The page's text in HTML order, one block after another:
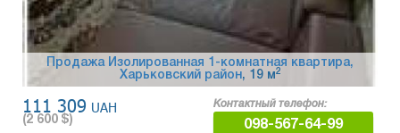
Продажа Изолированная 1-комнатная квартира,
Харьковский район , 19 м 2
111 309 UAH
(2 600 $)
Контактный телефон:
098-567-64-99